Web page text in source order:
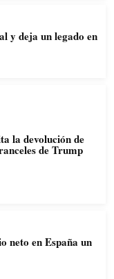
y deja un legado en
la devolución de
de Trump
neto en España un